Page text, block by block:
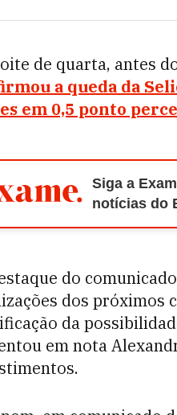
de quarta, antes
a queda da
em 0,5 ponto
Siga a
notícias do
do
dos próximos
da
em nota